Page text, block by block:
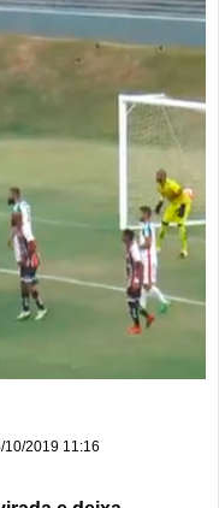
e prende suspeito
em Rio Verde na festa
de domingo em jogo
tráfico de drogas em
identificada no
se envolvem em
10/2019 11:16